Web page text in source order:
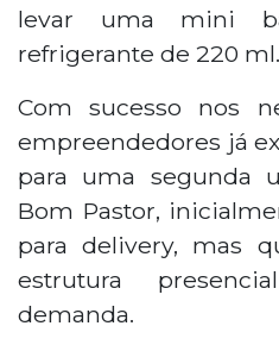
levar uma mini
refrigerante de 220 ml.
Com sucesso nos
empreendedores já
para uma segunda
Bom Pastor,
para delivery, mas
estrutura
demanda.